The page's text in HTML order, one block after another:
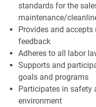
standards for the
maintenance/
Provides and
feedback
Adheres to all labor
Supports and
goals and programs
Participates in safety
environment